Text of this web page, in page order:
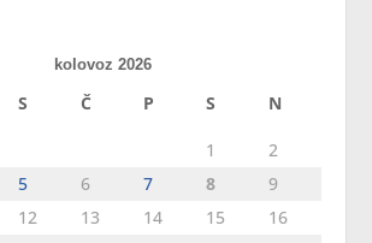
kolovoz 2026
S Č P S N
1
2
5 6 7 8
9
12 13 14 15
16